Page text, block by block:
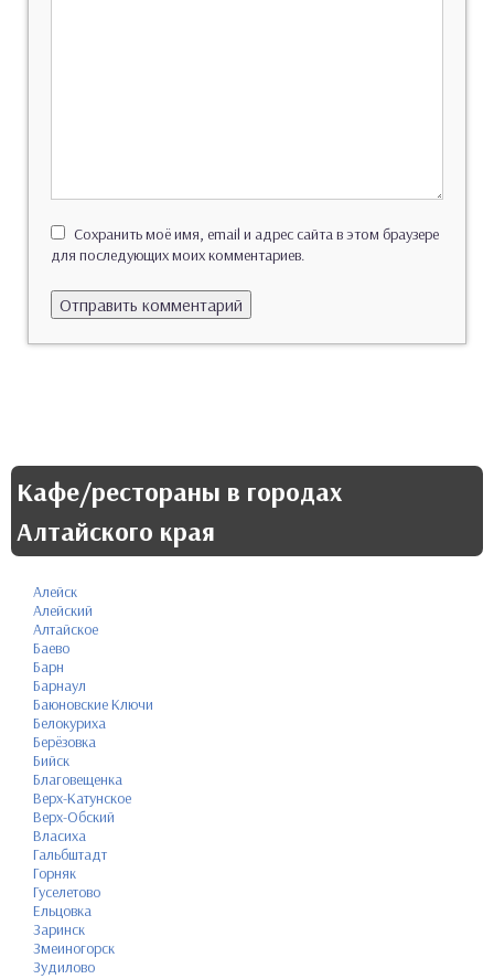
Сохранить моё имя, email и адрес сайта в этом браузере
для последующих моих комментариев.
Кафе/рестораны в городах
Алтайского края
Алейск
Алейский
Алтайское
Баево
Барн
Барнаул
Баюновские Ключи
Белокуриха
Берёзовка
Бийск
Благовещенка
Верх-Катунское
Верх-Обский
Власиха
Гальбштадт
Горняк
Гуселетово
Ельцовка
Заринск
Змеиногорск
Зудилово